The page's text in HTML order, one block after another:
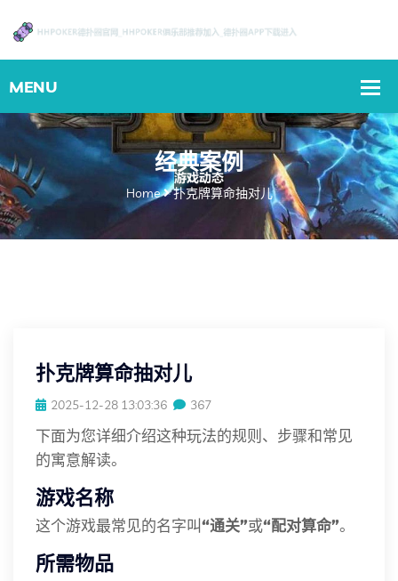
经典案例
Home 扑克牌算命抽对儿
扑克牌算命抽对儿
2025-12-28 13:03:36 367
下面为您详细介绍这种玩法的规则、步骤和常见
的寓意解读。
游戏名称
这个游戏最常见的名字叫“通关”或“配对算命”。
所需物品